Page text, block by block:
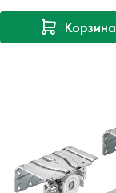
Корзина